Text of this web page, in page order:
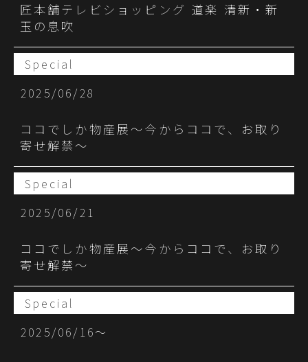
匠本舗テレビショッピング 道楽 清新・新
⽟の息吹
Special
2025/06/28
ココでしか物産展〜今からココで、お取り
寄せ解禁〜
Special
2025/06/21
ココでしか物産展〜今からココで、お取り
寄せ解禁〜
Special
2025/06/16〜